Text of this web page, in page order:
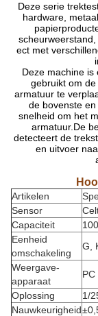
Deze serie
hardware,
ect met
Deze machine
gebruikt om
armatuur te
de bovenste
snelheid om het
armatuur.De
detecteert de
en uitvoer
Artikelen
Sensor
Capaciteit
Eenheid
omschakeling
G,
Weergave-
apparaat
PC
Oplossing
1/
Nauwkeurigheid